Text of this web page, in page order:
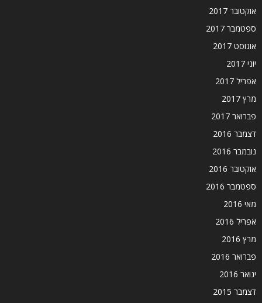
אוקטובר 2017
ספטמבר 2017
אוגוסט 2017
יוני 2017
אפריל 2017
מרץ 2017
פברואר 2017
דצמבר 2016
נובמבר 2016
אוקטובר 2016
ספטמבר 2016
מאי 2016
אפריל 2016
מרץ 2016
פברואר 2016
ינואר 2016
דצמבר 2015